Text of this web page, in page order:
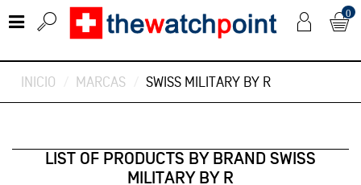
0
INICIO MARCAS SWISS MILITARY BY R
LIST OF PRODUCTS BY BRAND SWISS
MILITARY BY R